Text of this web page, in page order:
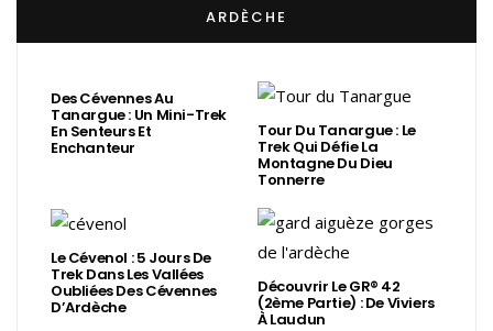
ARDÈCHE
Des Cévennes Au
Tanargue : Un Mini-Trek
En Senteurs Et
Enchanteur
Tour Du Tanargue : Le
Trek Qui Défie La
Montagne Du Dieu
Tonnerre
Le Cévenol : 5 Jours De
Trek Dans Les Vallées
Oubliées Des Cévennes
D’Ardèche
Découvrir Le GR® 42
(2ème Partie) : De Viviers
À Laudun